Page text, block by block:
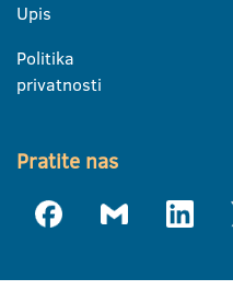
Upis
Politika
privatnosti
Pratite nas